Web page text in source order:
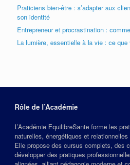
Praticiens bien-être : s’adapter aux
son identité
Entrepreneur et procrastination :
La lumière, essentielle à la vie : ce
Rôle de l’Académie
L’Académie EquilibreSante forme les
naturelles, énergétiques et relationnelles
Elle propose des cursus complets, des
développer des pratiques